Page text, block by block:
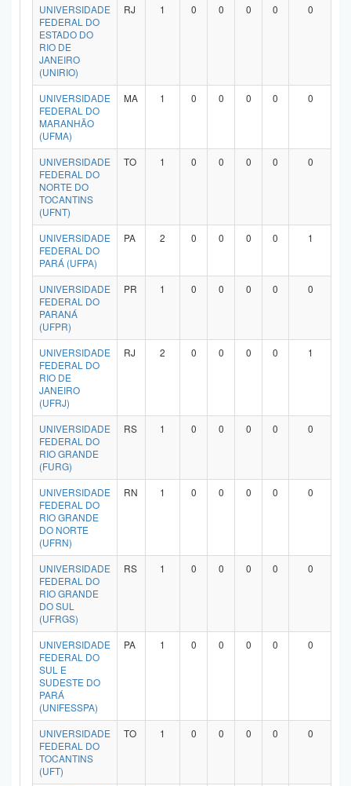
UNIVERSIDADE
FEDERAL DO
ESTADO DO
RIO DE
JANEIRO
(UNIRIO)
RJ 1 0 0 0 0 0
UNIVERSIDADE
FEDERAL DO
MARANHÃO
(UFMA)
MA 1 0 0 0 0 0
UNIVERSIDADE
FEDERAL DO
NORTE DO
TOCANTINS
(UFNT)
TO 1 0 0 0 0 0
UNIVERSIDADE
FEDERAL DO
PARÁ (UFPA)
PA 2 0 0 0 0 1
UNIVERSIDADE
FEDERAL DO
PARANÁ
(UFPR)
PR 1 0 0 0 0 0
UNIVERSIDADE
FEDERAL DO
RIO DE
JANEIRO
(UFRJ)
RJ 2 0 0 0 0 1
UNIVERSIDADE
FEDERAL DO
RIO GRANDE
(FURG)
RS 1 0 0 0 0 0
UNIVERSIDADE
FEDERAL DO
RIO GRANDE
DO NORTE
(UFRN)
RN 1 0 0 0 0 0
UNIVERSIDADE
FEDERAL DO
RIO GRANDE
DO SUL
(UFRGS)
RS 1 0 0 0 0 0
UNIVERSIDADE
FEDERAL DO
SUL E
SUDESTE DO
PARÁ
(UNIFESSPA)
PA 1 0 0 0 0 0
UNIVERSIDADE
FEDERAL DO
TOCANTINS
(UFT)
TO 1 0 0 0 0 0